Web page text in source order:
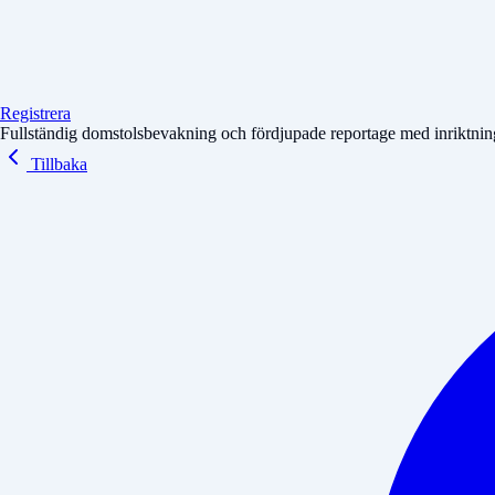
Registrera
Fullständig domstolsbevakning och fördjupade reportage med
Tillbaka